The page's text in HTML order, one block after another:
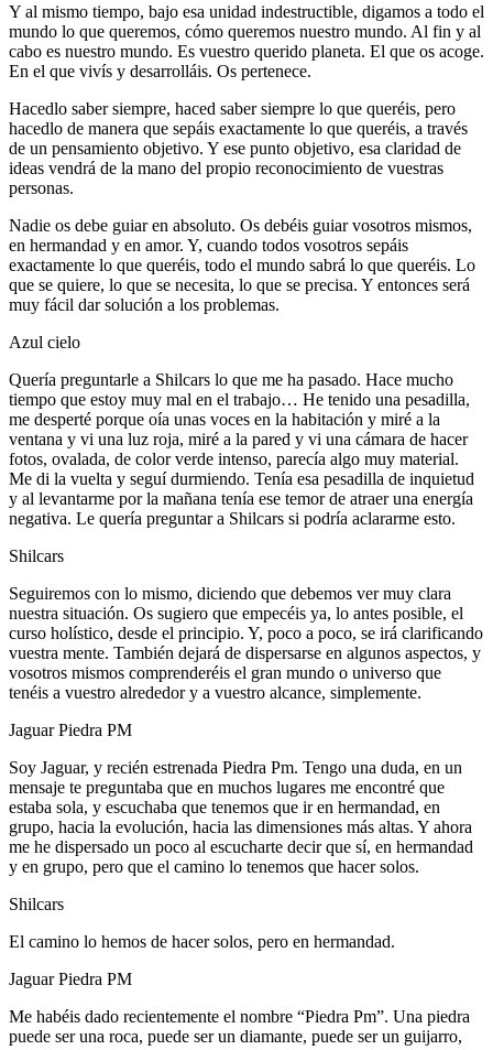
Y al mismo tiempo, bajo esa unidad indestructible, digamos a todo el
mundo lo que queremos, cómo queremos nuestro mundo. Al fin y al
cabo es nuestro mundo. Es vuestro querido planeta. El que os acoge.
En el que vivís y desarrolláis. Os pertenece.
Hacedlo saber siempre, haced saber siempre lo que queréis, pero
hacedlo de manera que sepáis exactamente lo que queréis, a través
de un pensamiento objetivo. Y ese punto objetivo, esa claridad de
ideas vendrá de la mano del propio reconocimiento de vuestras
personas.
Nadie os debe guiar en absoluto. Os debéis guiar vosotros mismos,
en hermandad y en amor. Y, cuando todos vosotros sepáis
exactamente lo que queréis, todo el mundo sabrá lo que queréis. Lo
que se quiere, lo que se necesita, lo que se precisa. Y entonces será
muy fácil dar solución a los problemas.
Azul cielo
Quería preguntarle a Shilcars lo que me ha pasado. Hace mucho
tiempo que estoy muy mal en el trabajo… He tenido una pesadilla,
me desperté porque oía unas voces en la habitación y miré a la
ventana y vi una luz roja, miré a la pared y vi una cámara de hacer
fotos, ovalada, de color verde intenso, parecía algo muy material.
Me di la vuelta y seguí durmiendo. Tenía esa pesadilla de inquietud
y al levantarme por la mañana tenía ese temor de atraer una energía
negativa. Le quería preguntar a Shilcars si podría aclararme esto.
Shilcars
Seguiremos con lo mismo, diciendo que debemos ver muy clara
nuestra situación. Os sugiero que empecéis ya, lo antes posible, el
curso holístico, desde el principio. Y, poco a poco, se irá clarificando
vuestra mente. También dejará de dispersarse en algunos aspectos, y
vosotros mismos comprenderéis el gran mundo o universo que
tenéis a vuestro alrededor y a vuestro alcance, simplemente.
Jaguar Piedra PM
Soy Jaguar, y recién estrenada Piedra Pm. Tengo una duda, en un
mensaje te preguntaba que en muchos lugares me encontré que
estaba sola, y escuchaba que tenemos que ir en hermandad, en
grupo, hacia la evolución, hacia las dimensiones más altas. Y ahora
me he dispersado un poco al escucharte decir que sí, en hermandad
y en grupo, pero que el camino lo tenemos que hacer solos.
Shilcars
El camino lo hemos de hacer solos, pero en hermandad.
Jaguar Piedra PM
Me habéis dado recientemente el nombre “Piedra Pm”. Una piedra
puede ser una roca, puede ser un diamante, puede ser un guijarro,